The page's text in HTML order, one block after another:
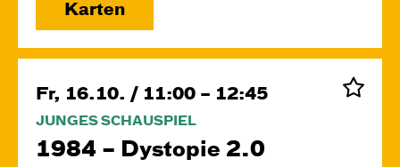
Karten
Fr, 16.10. / 11:00 – 12:45
JUNGES SCHAUSPIEL
1984 – Dystopie 2.0